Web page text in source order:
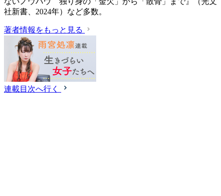
社新書、2024年）など多数。
著者情報をもっと見る
連載目次へ行く